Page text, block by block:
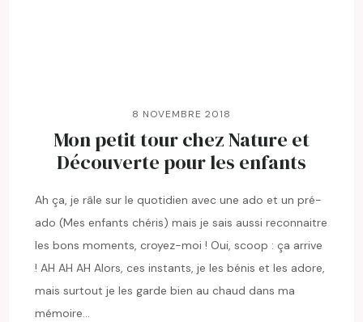
8 NOVEMBRE 2018
Mon petit tour chez Nature et
Découverte pour les enfants
Ah ça, je râle sur le quotidien avec une ado et un pré-
ado (Mes enfants chéris) mais je sais aussi reconnaitre
les bons moments, croyez-moi ! Oui, scoop : ça arrive
! AH AH AH Alors, ces instants, je les bénis et les adore,
mais surtout je les garde bien au chaud dans ma
mémoire…